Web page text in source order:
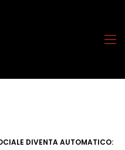
DIVENTA AUTOMATICO: